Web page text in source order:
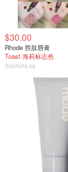
$30.00
Rhode 胜肽唇膏
Toast 海莉标志色
Sephora.ca